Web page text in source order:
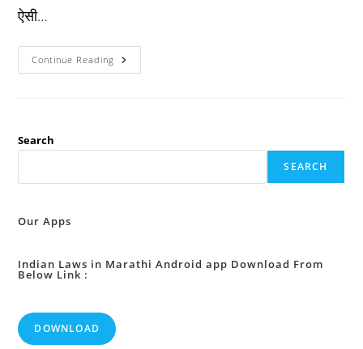
ऐसी…
Continue Reading Rti
Act
आयोग
:
Search
SEARCH
Our Apps
Indian Laws in Marathi Android app Download From
Below Link :
DOWNLOAD